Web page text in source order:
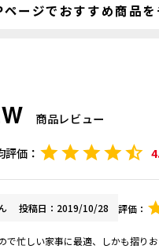
ページでおすすめ商品を
商品レビュー
投稿日 2019/10/28
で忙しい家事に最適、しかも摺り